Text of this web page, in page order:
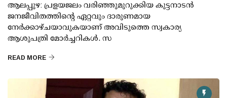
ആലപ്പുഴ: പ്രളയജലം വരിഞ്ഞുമുറുക്കിയ കുട്ടനാടന്‍
ജനജീവിതത്തിന്റെ ഏറ്റവും ദാരുണമായ
നേര്‍ക്കാഴ്ചയാവുകയാണ് അവിടുത്തെ സ്വകാര്യ
ആശുപത്രി മോര്‍ച്ചറികള്‍. സ
READ MORE